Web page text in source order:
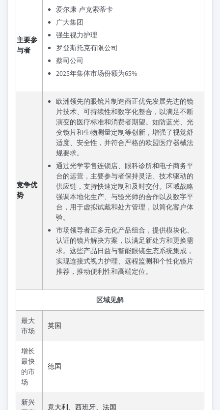
主要参
与者
爱尔康-卢克索蒂卡
广大集团
强生视力护理
罗登斯托克有限公司
蔡司公司
2025年集体市场份额为65%
竞争优
势
欧洲领先的眼镜片制造商正优先发展先进的镜
片技术、可持续性和数字化整合，以满足不断
演变的医疗标准和消费者期望。如防蓝光、光
变镜片和生物测量定制等创新，增强了视觉舒
适度、安全性，并符合严格的欧盟医疗器械法
规要求。
通过光学零售连锁店、眼科诊所和电子商务平
台的运营，主要参与者保持灵活、技术驱动的
供应链，支持快速定制和及时交付。区域战略
强调本地化生产、与验光师的合作以及数字平
台，用于虚拟试戴和处方管理，以简化客户体
验。
市场领导者正多元化产品组合，提供模块化、
认证的镜片解决方案，以满足新处方和更换需
求。这些产品日益与智能眼镜生态系统集成，
实现连接式视力护理、远程监测和个性化镜片
推荐，推动便利性和高端定位。
区域见解
最大
市场
英国
增长
最快
的市
场
德国
新兴
意大利、西班牙、法国